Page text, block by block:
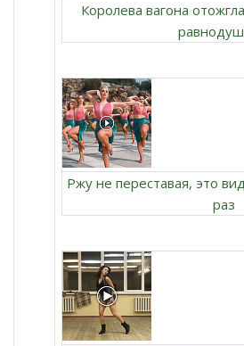
Королева вагона
Ржу не переставая, это
раз